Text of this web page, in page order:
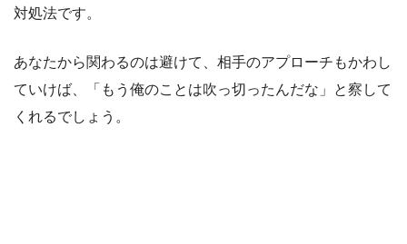
対処法です。
あなたから関わるのは避けて、相手のアプローチもかわし
ていけば、「もう俺のことは吹っ切ったんだな」と察して
くれるでしょう。